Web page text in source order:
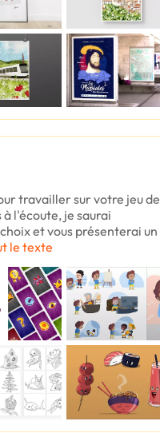
travailler sur votre jeu de
l'écoute, je saurai
et vous présenterai un
le texte